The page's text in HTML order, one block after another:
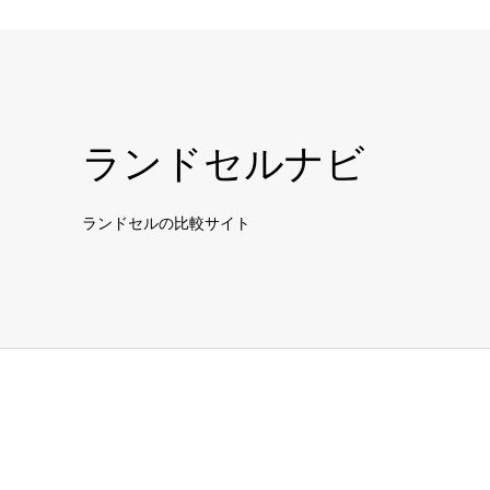
ランドセルナビ
ランドセルの比較サイト